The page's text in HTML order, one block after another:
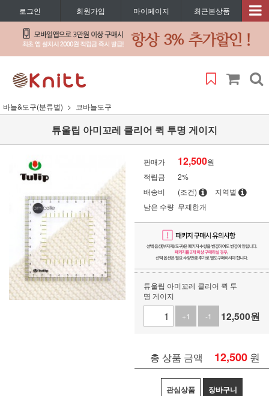
로그인 회원가입 마이페이지 최근본상품
바늘&도구(분류별) 코바늘도구
튜울립 아미꼬레 클리어 퀵 투명 게이지
판매가 12,500원
적립금
2%
배송비
(조건)
지역별
남은 수량 무제한개
튜울립 아미꼬레 클리어 퀵 투
명 게이지
+1
-1 12,500원
총 상품 금액 12,500 원
관심상품 장바구니